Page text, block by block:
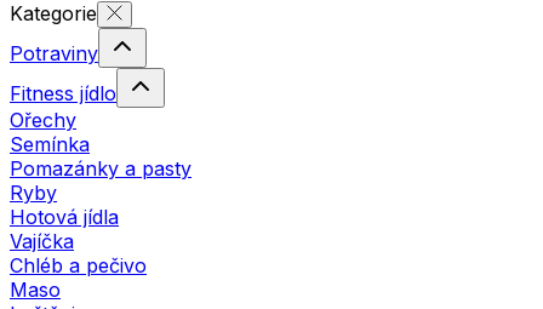
Kategorie
Potraviny
Fitness jídlo
Ořechy
Semínka
Pomazánky a pasty
Ryby
Hotová jídla
Vajíčka
Chléb a pečivo
Maso